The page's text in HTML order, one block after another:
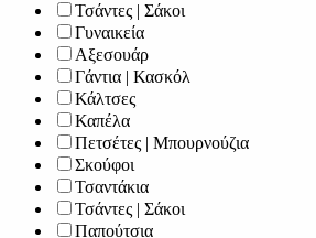
Τσάντες | Σάκοι
Γυναικεία
Αξεσουάρ
Γάντια | Κασκόλ
Κάλτσες
Καπέλα
Πετσέτες | Μπουρνούζια
Σκούφοι
Τσαντάκια
Τσάντες | Σάκοι
Παπούτσια